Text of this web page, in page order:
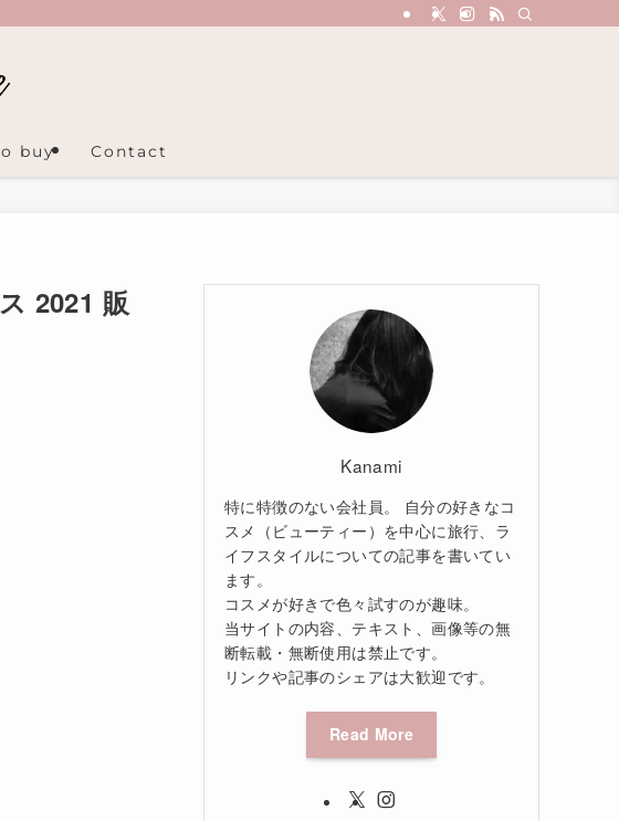
buy Contact
2021 販
Kanami
特に特徴のない会社員。 自分の好きなコ
スメ（ビューティー）を中心に旅行、ラ
イフスタイルについての記事を書いてい
ます。
コスメが好きで色々試すのが趣味。
当サイトの内容、テキスト、画像等の無
断転載・無断使用は禁止です。
リンクや記事のシェアは大歓迎です。
Read More